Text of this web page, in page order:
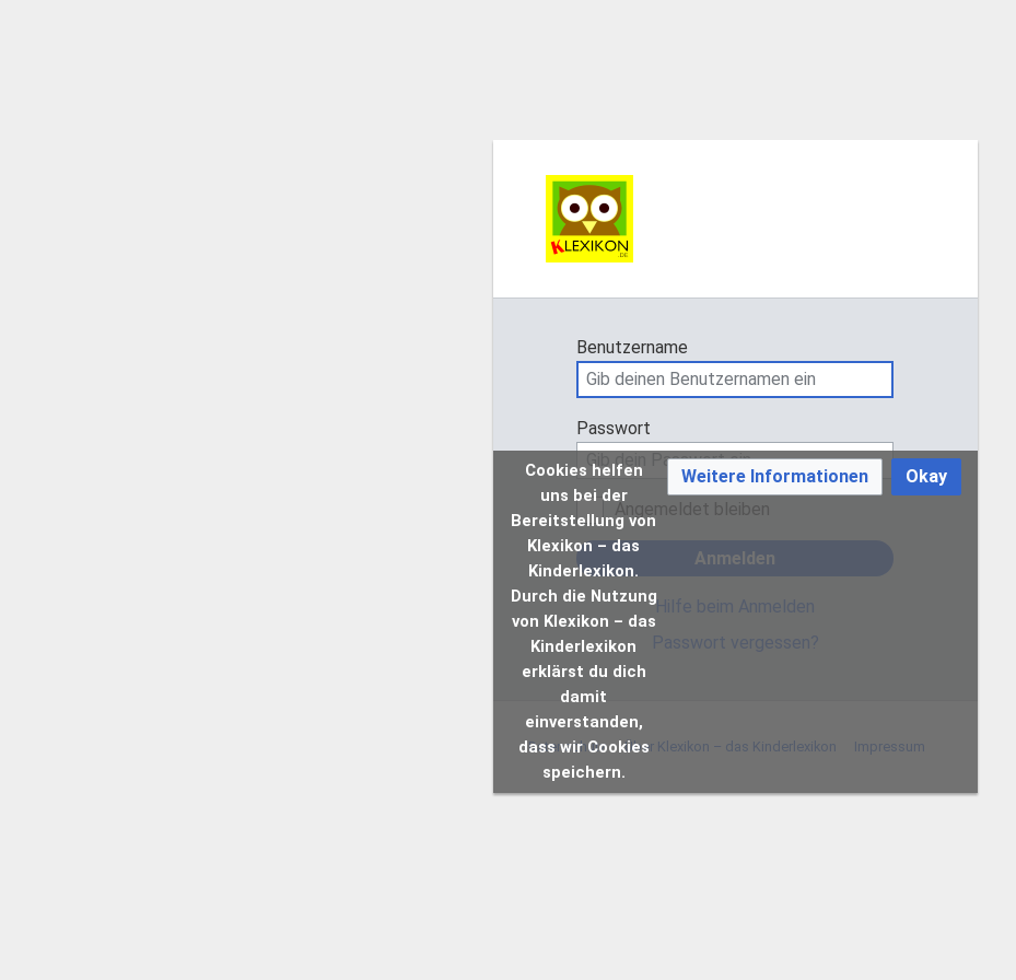
Benutzername
Passwort
Angemeldet bleiben
Anmelden
Hilfe beim Anmelden
Passwort vergessen?
Datenschutz Über Klexikon – das Kinderlexikon Impressum
Cookies helfen
uns bei der
Bereitstellung von
Klexikon – das
Kinderlexikon.
Durch die Nutzung
von Klexikon – das
Kinderlexikon
erklärst du dich
damit
einverstanden,
dass wir Cookies
speichern.
Weitere Informationen Okay